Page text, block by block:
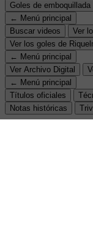
Goles de emboquillada
← Menú principal
Buscar videos
Ver
Ver los goles de
← Menú principal
Ver Archivo Digital
← Menú principal
Títulos oficiales
Notas históricas